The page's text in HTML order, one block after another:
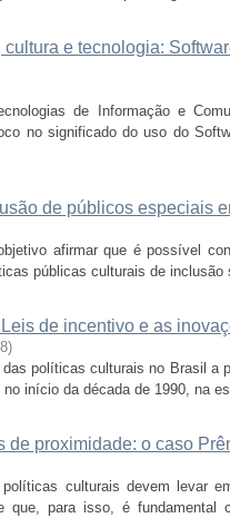
e tecnologia:
de Informação e
no significado do uso do
de públicos especiais
afirmar que é possível
públicas culturais de
de incentivo e as
)
políticas culturais no Brasil a
início da década de 1990, na
de proximidade: o caso
culturais devem levar
que, para isso, é fundamental